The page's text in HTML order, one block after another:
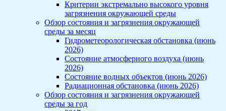
Критерии экстремально высокого уровня
загрязнения окружающей среды
Обзор состояния и загрязнения окружающей
среды за месяц
Гидрометеорологическая обстановка (июнь
2026)
Состояние атмосферного воздуха (июнь
2026)
Состояние водных объектов (июнь 2026)
Радиационная обстановка (июнь 2026)
Обзор состояния и загрязнения окружающей
среды за год